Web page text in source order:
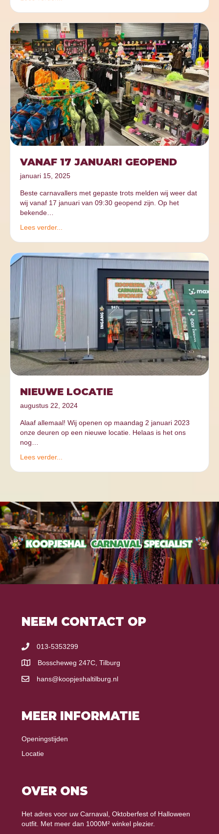
VANAF 17 JANUARI GEOPEND
januari 15, 2025
Beste carnavallers met gepaste trots melden wij weer dat
wij vanaf 17 januari van 09:30 geopend zijn. Op het
bekende…
Lees verder...
NIEUWE LOCATIE
augustus 22, 2024
Alaaf allemaal! Wij openen op maandag 2 januari 2023
onze deuren op een nieuwe locatie. Helaas is het ons
nog…
Lees verder...
NEEM CONTACT OP
013-5353299
Bosscheweg 247C, Tilburg
hans@koopjeshaltilburg.nl
MEER INFORMATIE
Openingstijden
Locatie
OVER ONS
Het adres voor uw Carnaval, Oktoberfest of Halloween
outfit. Met meer dan 1000M² winkel plezier.